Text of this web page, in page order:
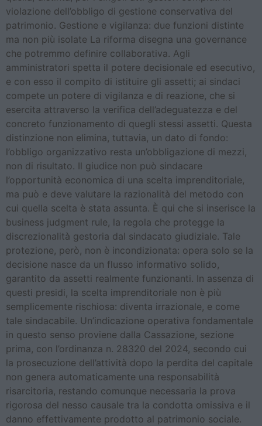
violazione dell’obbligo di gestione conservativa del
patrimonio. Gestione e vigilanza: due funzioni distinte
ma non più isolate La riforma disegna una governance
che potremmo definire collaborativa. Agli
amministratori spetta il potere decisionale ed esecutivo,
e con esso il compito di istituire gli assetti; ai sindaci
compete un potere di vigilanza e di reazione, che si
esercita attraverso la verifica dell’adeguatezza e del
concreto funzionamento di quegli stessi assetti. Questa
distinzione non elimina, tuttavia, un dato di fondo:
l’obbligo organizzativo resta un’obbligazione di mezzi,
non di risultato. Il giudice non può sindacare
l’opportunità economica di una scelta imprenditoriale,
ma può e deve valutare la razionalità del metodo con
cui quella scelta è stata assunta. È qui che si inserisce la
business judgment rule, la regola che protegge la
discrezionalità gestoria dal sindacato giudiziale. Tale
protezione, però, non è incondizionata: opera solo se la
decisione nasce da un flusso informativo solido,
garantito da assetti realmente funzionanti. In assenza di
questi presidi, la scelta imprenditoriale non è più
semplicemente rischiosa: diventa irrazionale, e come
tale sindacabile. Un’indicazione operativa fondamentale
in questo senso proviene dalla Cassazione, sezione
prima, con l’ordinanza n. 28320 del 2024, secondo cui
la prosecuzione dell’attività dopo la perdita del capitale
non genera automaticamente una responsabilità
risarcitoria, restando comunque necessaria la prova
rigorosa del nesso causale tra la condotta omissiva e il
danno effettivamente prodotto al patrimonio sociale.